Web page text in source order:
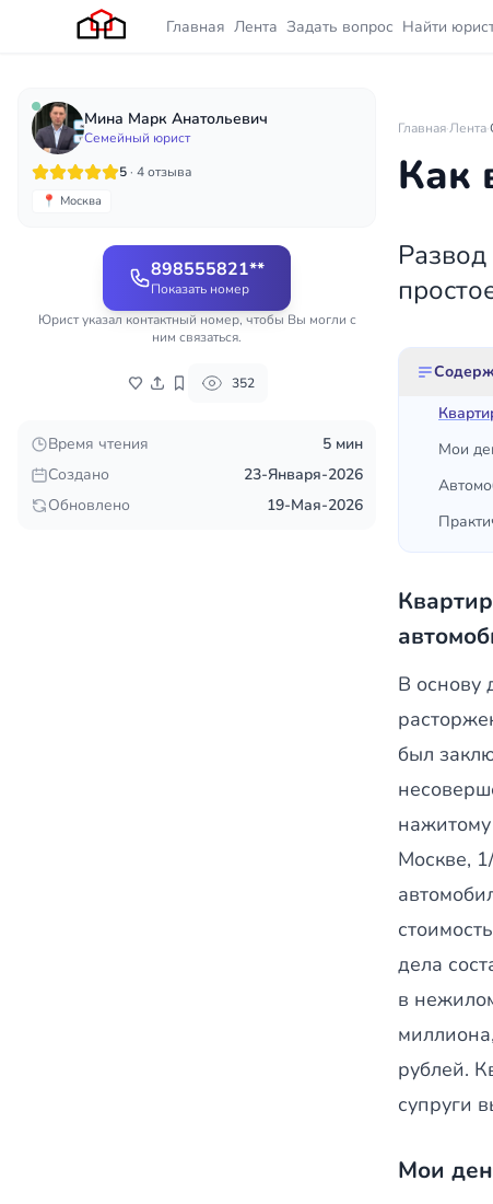
Главная Лента Задать вопрос Найти
Мина Марк Анатольевич
Семейный юрист
5· 4 отзыва
📍 Москва
898555821**
Показать номер
Юрист указал контактный номер, чтобы Вы могли с
ним связаться.
352
Время чтения
5 мин
Создано
23-Января-2026
Обновлено
19-Мая-2026
Главная·Лента·
Как
Мои
В основу
был
Москве,
дела
в
рублей.
супруги
Мои